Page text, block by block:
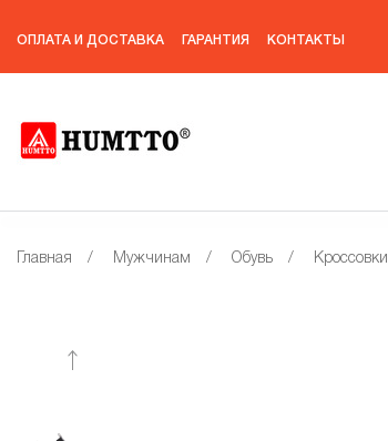
ОПЛАТА И ДОСТАВКА ГАРАНТИЯ КОНТАКТЫ
Главная / Мужчинам / Обувь / Кроссовки